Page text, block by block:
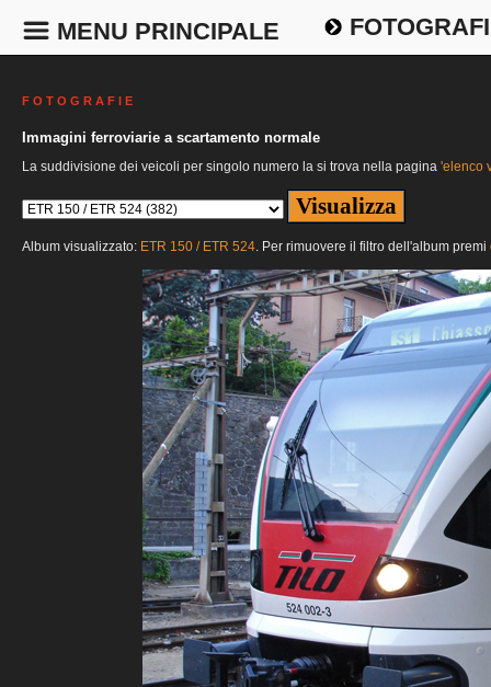
MENU PRINCIPALE
F O T O G R A F I E
Immagini ferroviarie a scartamento normale
La suddivisione dei veicoli per singolo numero la si trova nella pagina 'elenco
Album visualizzato: ETR 150 / ETR 524. Per rimuovere il filtro dell'album premi